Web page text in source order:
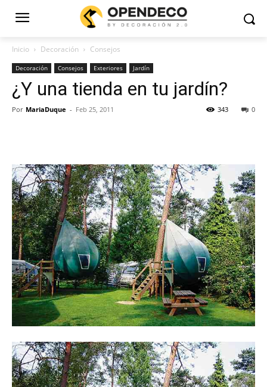
Inicio Decoración Consejos
Decoración Consejos Exteriores Jardín
¿Y una tienda en tu jardín?
Por MariaDuque - Feb 25, 2011 0
343